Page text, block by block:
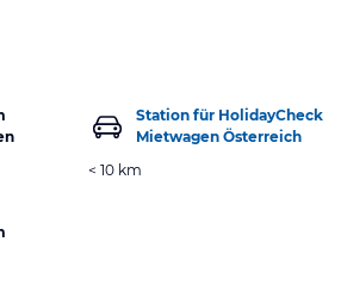
Station für HolidayCheck
Mietwagen Österreich
< 10 km